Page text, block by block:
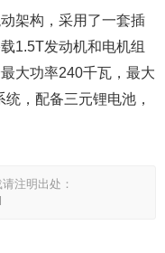
架构，采用了一套插
1.5T发动机和电机组
大功率240千瓦，最大
，配备三元锂电池，
注明出处：